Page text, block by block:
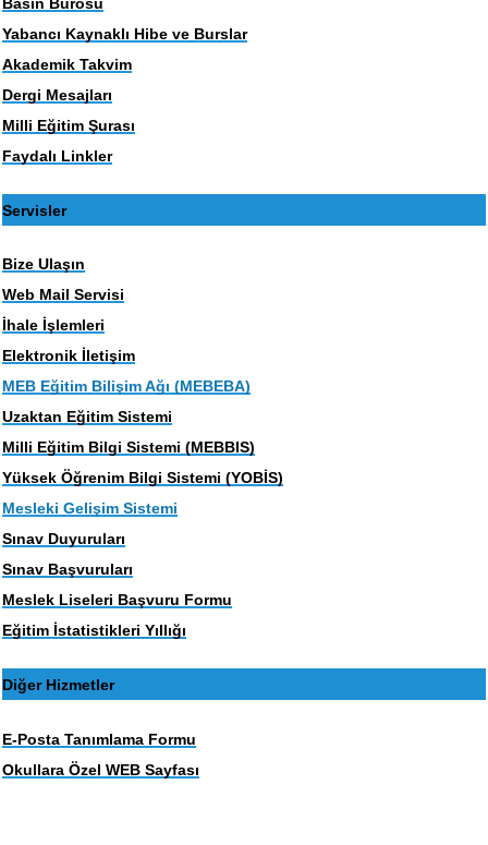
Yabancı Kaynaklı Hibe ve Burslar
Akademik Takvim
Dergi Mesajları
Milli Eğitim Şurası
Faydalı Linkler
Servisler
Bize Ulaşın
Web Mail Servisi
İhale İşlemleri
Elektronik İletişim
MEB Eğitim Bilişim Ağı (MEBEBA)
Uzaktan Eğitim Sistemi
Milli Eğitim Bilgi Sistemi (MEBBIS)
Yüksek Öğrenim Bilgi Sistemi (YOBİS)
Mesleki Gelişim Sistemi
Sınav Duyuruları
Sınav Başvuruları
Meslek Liseleri Başvuru Formu
Eğitim İstatistikleri Yıllığı
Diğer Hizmetler
E-Posta Tanımlama Formu
Okullara Özel WEB Sayfası